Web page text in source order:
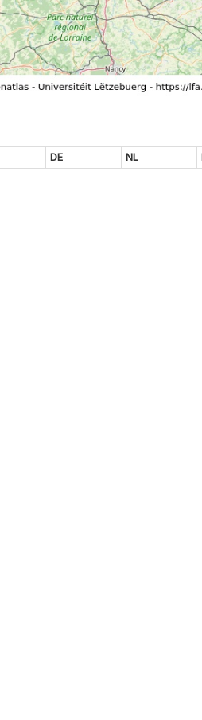
DE NL